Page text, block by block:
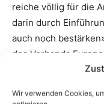
Wir verwenden Cookies,